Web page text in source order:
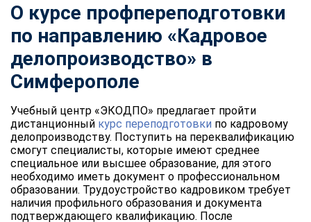
О курсе профпереподготовки
по направлению «Кадровое
делопроизводство» в
Симферополе
Учебный центр «ЭКОДПО» предлагает пройти
дистанционный курс переподготовки по кадровому
делопроизводству. Поступить на переквалификацию
смогут специалисты, которые имеют среднее
специальное или высшее образование, для этого
необходимо иметь документ о профессиональном
образовании. Трудоустройство кадровиком требует
наличия профильного образования и документа
подтверждающего квалификацию. После